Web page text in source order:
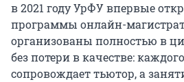
в 2021 году УрФУ впервые
программы онлайн-
организованы полностью в
без потери в качестве:
сопровождает тьютор, а